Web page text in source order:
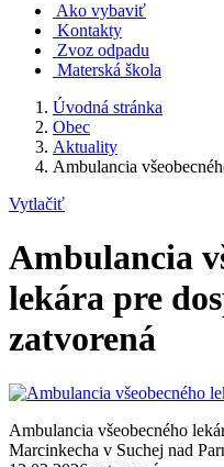
Ako vybaviť
Kontakty
Zvoz odpadu
Materská škola
Úvodná stránka
Obec
Aktuality
Ambulancia
Vytlačiť
Ambulancia
lekára pre
zatvorená
Ambulancia všeobecného
Marcinkecha v Suchej nad